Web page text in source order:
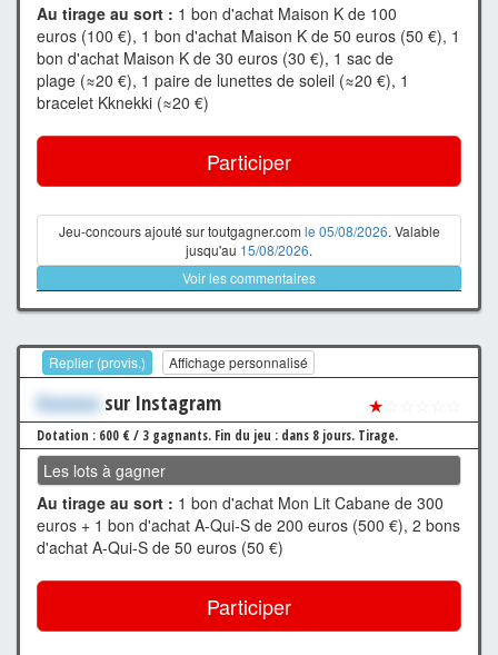
Au tirage au sort : 1 bon d'achat Maison K de 100
euros (100 €), 1 bon d'achat Maison K de 50 euros (50 €), 1
bon d'achat Maison K de 30 euros (30 €), 1 sac de
plage (≈20 €), 1 paire de lunettes de soleil (≈20 €), 1
bracelet Kknekki (≈20 €)
Participer
Jeu-concours ajouté sur toutgagner.com le 05/08/2026. Valable
jusqu'au 15/08/2026.
Voir les commentaires
Replier (provis.) Affichage personnalisé
Xxxxxxx sur Instagram ★
Dotation : 600 € / 3 gagnants. Fin du jeu : dans 8 jours. Tirage.
Les lots à gagner
Au tirage au sort : 1 bon d'achat Mon Lit Cabane de 300
euros + 1 bon d'achat A-Qui-S de 200 euros (500 €), 2 bons
d'achat A-Qui-S de 50 euros (50 €)
Participer